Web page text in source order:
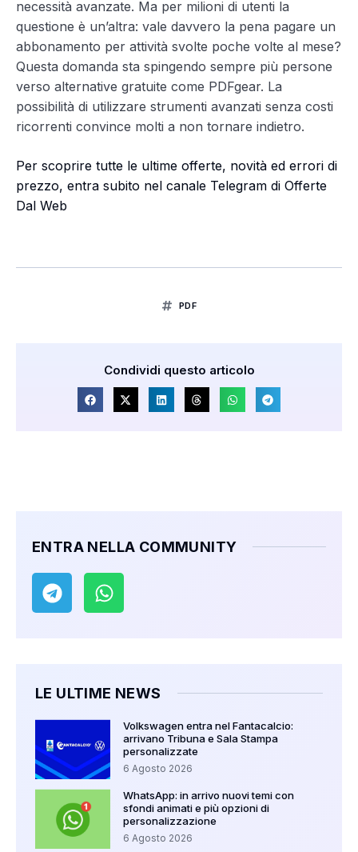
necessità avanzate. Ma per milioni di utenti la
questione è un’altra: vale davvero la pena pagare un
abbonamento per attività svolte poche volte al mese?
Questa domanda sta spingendo sempre più persone
verso alternative gratuite come PDFgear. La
possibilità di utilizzare strumenti avanzati senza costi
ricorrenti convince molti a non tornare indietro.
Per scoprire tutte le ultime offerte, novità ed errori di
prezzo, entra subito nel canale Telegram di Offerte
Dal Web
PDF
Condividi questo articolo
ENTRA NELLA COMMUNITY
LE ULTIME NEWS
Volkswagen entra nel Fantacalcio:
arrivano Tribuna e Sala Stampa
personalizzate
6 Agosto 2026
WhatsApp: in arrivo nuovi temi con
sfondi animati e più opzioni di
personalizzazione
6 Agosto 2026